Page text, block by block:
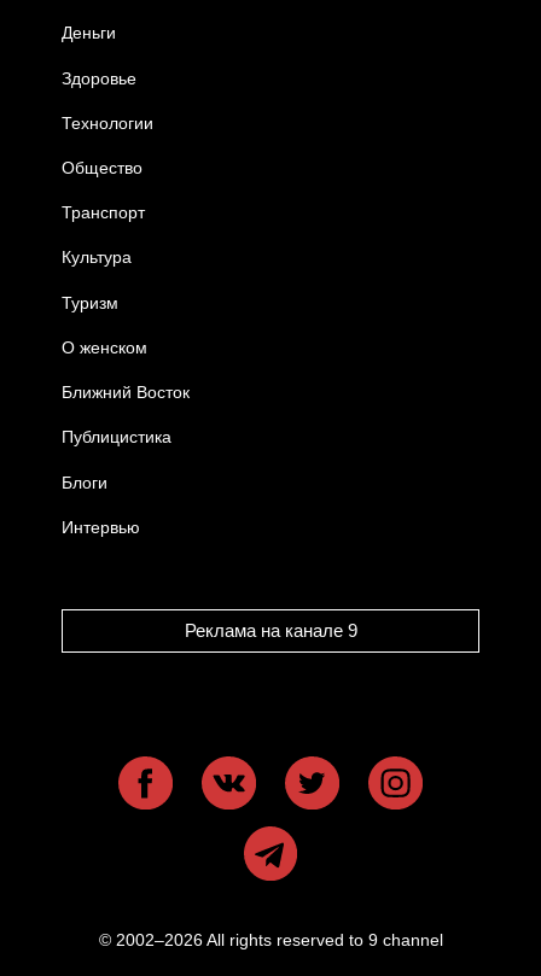
Деньги
Здоровье
Технологии
Общество
Транспорт
Культура
Туризм
О женском
Ближний Восток
Публицистика
Блоги
Интервью
Реклама на канале 9
© 2002–2026 All rights reserved to 9 channel